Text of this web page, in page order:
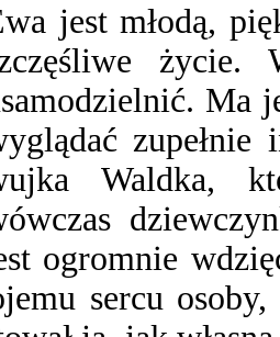
jest młodą,
życie.
Ma
zupełnie
Waldka,
ogromnie
sercu